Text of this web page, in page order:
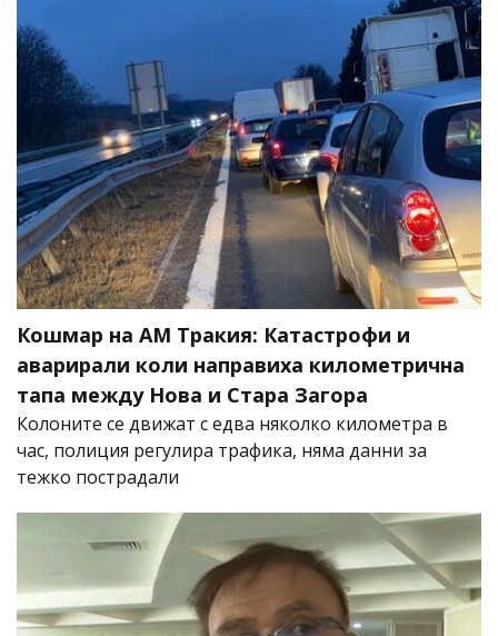
Кошмар на АМ Тракия: Катастрофи и
аварирали коли направиха километрична
тапа между Нова и Стара Загора
Колоните се движат с едва няколко километра в
час, полиция регулира трафика, няма данни за
тежко пострадали